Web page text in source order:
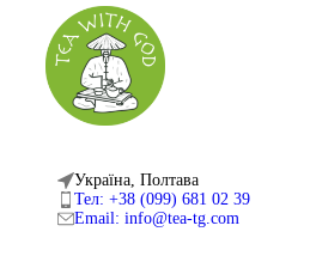
Швидкий перегляд
Україна, Полтава
Тел: +38 (099) 681 02 39
Email: info@tea-tg.com